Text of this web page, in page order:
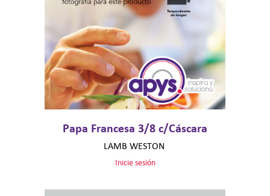
Papa Francesa 3/8 c/Cáscara
LAMB WESTON
Inicie sesión